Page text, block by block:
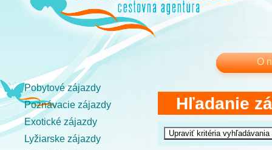
O
Pobytové zájazdy
Poznávacie zájazdy
Exotické zájazdy
Lyžiarske zájazdy
Hľadanie